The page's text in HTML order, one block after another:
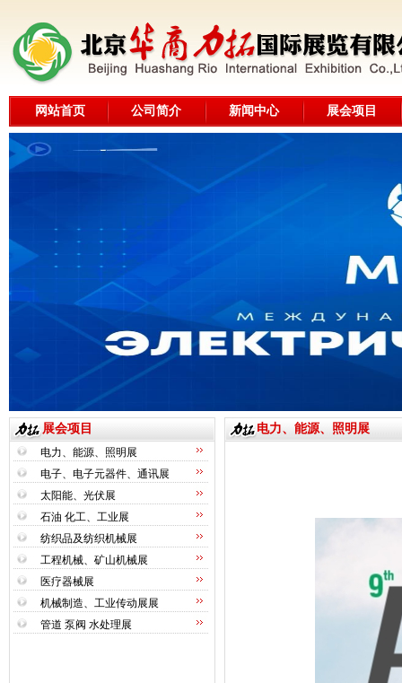
网站首页 公司简介 新闻中心 展会项目
展会项目
电力、能源、照明展
电子、电子元器件、通讯展
太阳能、光伏展
石油 化工、工业展
纺织品及纺织机械展
工程机械、矿山机械展
医疗器械展
机械制造、工业传动展展
管道 泵阀 水处理展
电力、能源、照明展